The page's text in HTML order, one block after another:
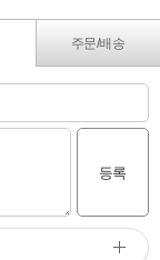
주문/배송
등록